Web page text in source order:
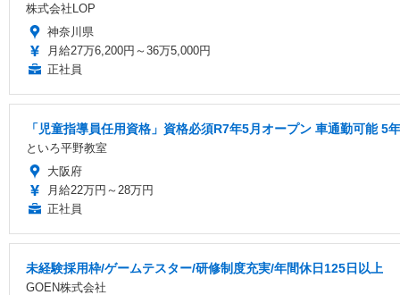
株式会社LOP
神奈川県
月給27万6,200円～36万5,000円
正社員
「児童指導員任用資格」資格必須R7年5月オープン 車通勤可能
といろ平野教室
大阪府
月給22万円～28万円
正社員
未経験採用枠/ゲームテスター/研修制度充実/年間休日125日以上
GOEN株式会社